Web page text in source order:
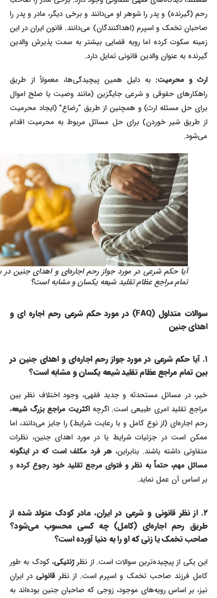
رحم (گیرنده) و پدر را شوهر او می‌دانند و برخی دیگر، مادر و پدر را
صاحبان تخمک و اسپرم (اهداکنندگان) می‌دانند. قانون ایران در این
زمینه سکوت کرده اما رویه قضایی بیشتر به سمت پذیرش والدین
گیرنده به عنوان والدین قانونی تمایل دارد.
ارث و محرمیت:به دلیل همین پیچیدگی‌ها، معمولاً از طریق
راهکارهای حقوقی و شرعی جایگزین (مانند وصیت یا صلح اموال
برای حل مسئله ارث) و همچنین از طریق “رضاع” (ایجاد محرمیت
از طریق شیر خوردن) برای حل مسائل مربوط به محرمیت اقدام
می‌شود.
آیا حکم شرعی در مورد جواز رحم اجاره‌ای و اهدای جنین در بین
تمام مراجع عظام تقلید شیعه یکسان و مشابه است؟
سوالات متداول (FAQ) در مورد حکم شرعی رحم اجاره ای و
اهدای جنین
۱. آیا حکم شرعی در مورد جواز رحم اجاره‌ای و اهدای جنین در
بین تمام مراجع عظام تقلید شیعه یکسان و مشابه است؟
خیر، در مسائل مستحدثه و جدید فقهی، وجود اختلاف نظر بین
مراجع تقلید امری طبیعی است. اگرچهاکثریت مراجع بزرگ شیعه،
رحم اجاره‌ای (از نوع کامل و با رعایت شرایط) را جایز می‌دانند، اما
ممکن است در جزئیات شرایط یا در مورد اهدای جنین، نظرات
متفاوتی داشته باشند. بنابراین،هر فرد مکلف است که در اینگونه
مسائل مهم، حتماً به نظر و فتوای مرجع تقلید خود رجوع کردهو
بر اساس آن عمل نماید.
۲. از نظر قانونی و شرعی در ایران، مادر کودک متولد شده از
طریق رحم اجاره‌ای (کامل) چه کسی محسوب می‌شود؟
صاحب تخمک یا زنی که او را به دنیا آورده است؟
این یکی از پیچیده‌ترین سوالات است. از نظرژنتیکی، کودک به طور
کامل فرزند صاحب تخمک و اسپرم است. از نظرقانونیدر ایران
نیز، بر اساس رویه‌های موجود، زوجی که صاحبان جنین بوده‌اند به